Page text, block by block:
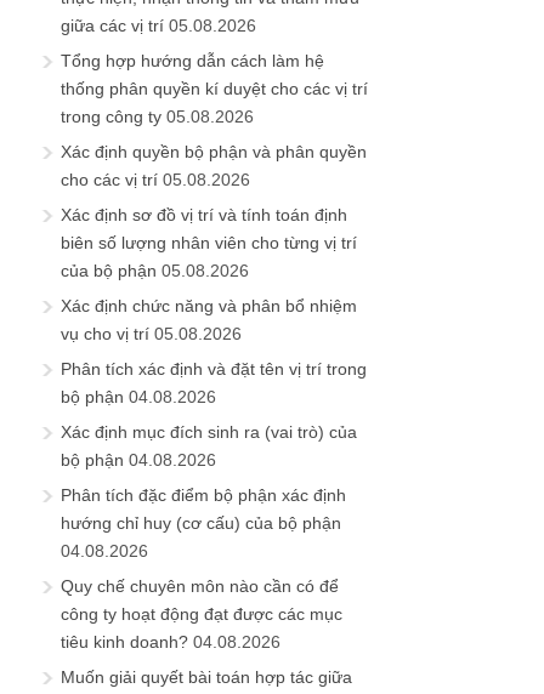
giữa các vị trí 05.08.2026
Tổng hợp hướng dẫn cách làm hệ
thống phân quyền kí duyệt cho các vị trí
trong công ty 05.08.2026
Xác định quyền bộ phận và phân quyền
cho các vị trí 05.08.2026
Xác định sơ đồ vị trí và tính toán định
biên số lượng nhân viên cho từng vị trí
của bộ phận 05.08.2026
Xác định chức năng và phân bổ nhiệm
vụ cho vị trí 05.08.2026
Phân tích xác định và đặt tên vị trí trong
bộ phận 04.08.2026
Xác định mục đích sinh ra (vai trò) của
bộ phận 04.08.2026
Phân tích đặc điểm bộ phận xác định
hướng chỉ huy (cơ cấu) của bộ phận
04.08.2026
Quy chế chuyên môn nào cần có để
công ty hoạt động đạt được các mục
tiêu kinh doanh? 04.08.2026
Muốn giải quyết bài toán hợp tác giữa